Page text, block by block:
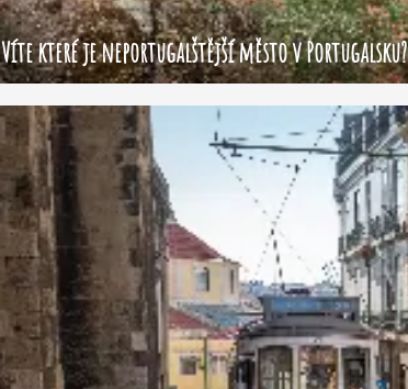
Víte které je neportugalštější město v Portugalsku?